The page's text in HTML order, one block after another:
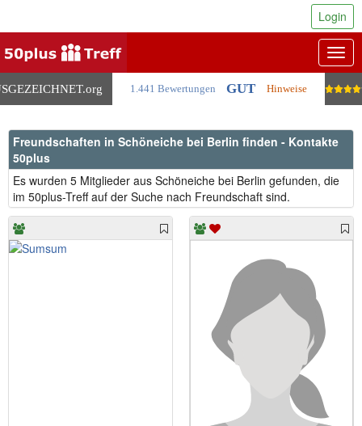
.org 1.441 Bewertungen GUT Hinweise
Login
Freundschaften in Schöneiche bei Berlin finden - Kontakte
50plus
Es wurden 5 Mitglieder aus Schöneiche bei Berlin gefunden, die
im 50plus-Treff auf der Suche nach Freundschaft sind.